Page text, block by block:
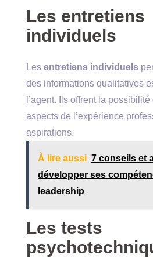
Les entretiens
individuels
Les entretiens individuels
des informations qualitatives
l’agent. Ils offrent la
aspects de l’expérience
aspirations.
À lire aussi 7 conseils et
développer ses
leadership
Les tests